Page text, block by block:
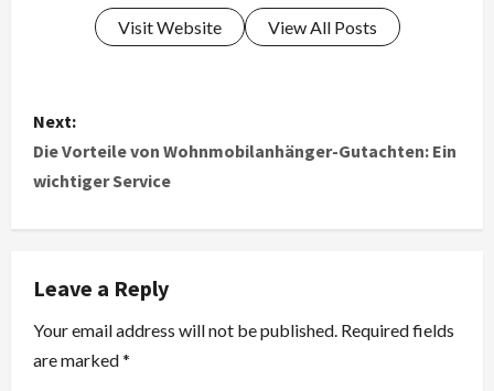
Visit Website View All Posts
P
o
n
a
Next:
Die Vorteile von Wohnmobilanhänger-Gutachten: Ein
wichtiger Service
Leave a Reply
Your email address will not be published. Required fields
are marked*